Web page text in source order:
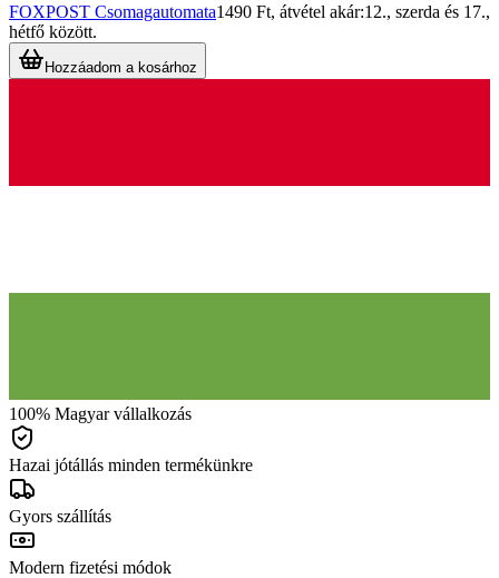
FOXPOST Csomagautomata1490 Ft, átvétel akár:12., szerda és 17.,
hétfő között.
Hozzáadom a kosárhoz
100% Magyar vállalkozás
Hazai jótállás minden termékünkre
Gyors szállítás
Modern fizetési módok